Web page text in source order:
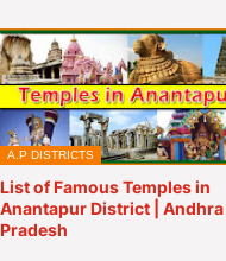
A.P DISTRICTS
List of Famous Temples in
Anantapur District | Andhra
Pradesh